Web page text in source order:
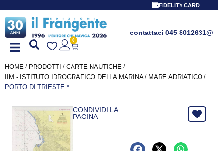
FIDELITY CARD
contattaci 045 8012631@
0
HOME / PRODOTTI / CARTE NAUTICHE /
IIM - ISTITUTO IDROGRAFICO DELLA MARINA / MARE ADRIATICO /
PORTO DI TRIESTE *
CONDIVIDI LA
PAGINA